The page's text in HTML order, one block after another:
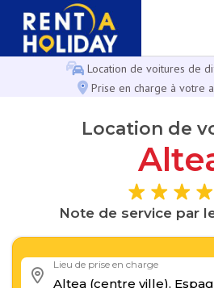
Location de voitures de
Prise en charge à votre
Location de
Note de service par
Lieu de prise en charge